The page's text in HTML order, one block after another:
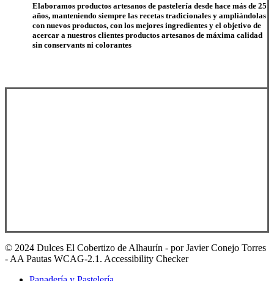
Elaboramos productos artesanos de pastelería desde hace más de 25
años, manteniendo siempre las recetas tradicionales y ampliándolas
con nuevos productos, con los mejores ingredientes y el objetivo de
acercar a nuestros clientes productos artesanos de máxima calidad
sin conservants ni colorantes
© 2024 Dulces El Cobertizo de Alhaurín - por Javier Conejo Torres
- AA Pautas WCAG-2.1. Accessibility Checker
Close